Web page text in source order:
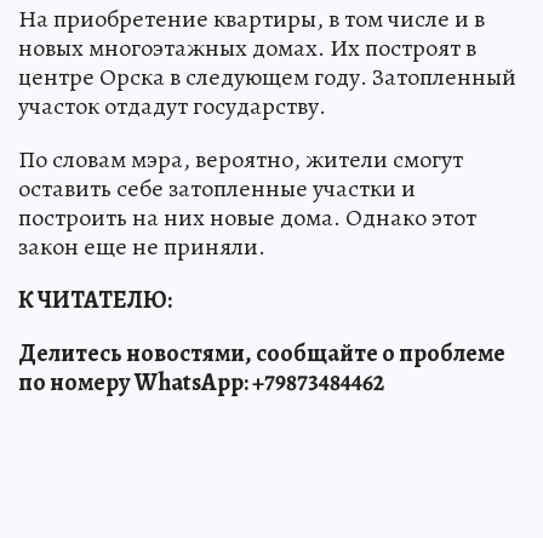
На приобретение квартиры, в том числе и в
новых многоэтажных домах. Их построят в
центре Орска в следующем году. Затопленный
участок отдадут государству.
По словам мэра, вероятно, жители смогут
оставить себе затопленные участки и
построить на них новые дома. Однако этот
закон еще не приняли.
К ЧИТАТЕЛЮ:
Делитесь новостями, сообщайте о проблеме
по номеру WhatsApp: +79873484462